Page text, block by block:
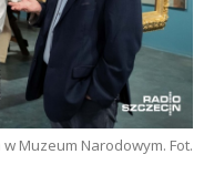
Muzeum Narodowym. Fot.